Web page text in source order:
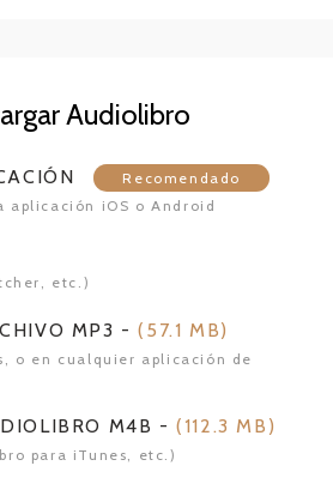
Audiolibro
Recomendado
aplicación iOS o Android
etc.)
MP3 - ( 57.1 MB)
o en cualquier aplicación de
M4B - ( 112.3 MB )
para iTunes, etc.)